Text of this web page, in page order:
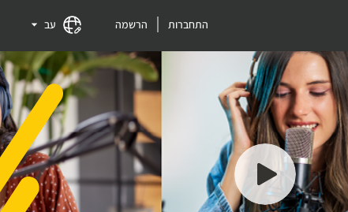
התחברות הרשמה עב